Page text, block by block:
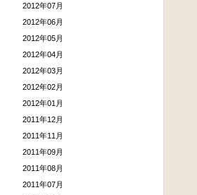
2012年07月
2012年06月
2012年05月
2012年04月
2012年03月
2012年02月
2012年01月
2011年12月
2011年11月
2011年09月
2011年08月
2011年07月